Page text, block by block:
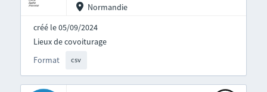
Normandie
créé le 05/09/2024
Format csv
Lieux de covoiturage